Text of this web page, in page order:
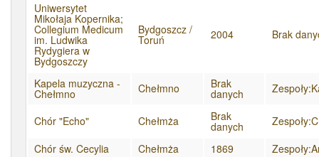
Uniwersytet
Mikołaja Kopernika;
Collegium Medicum
im. Ludwika
Rydygiera w
Bydgoszczy
Bydgoszcz /
Toruń 2004 Brak
Kapela muzyczna -
Chełmno Chełmno Brak
danych
Chór "Echo" Chełmża Brak
danych
Chór św. Cecylia
Chełmża 1869